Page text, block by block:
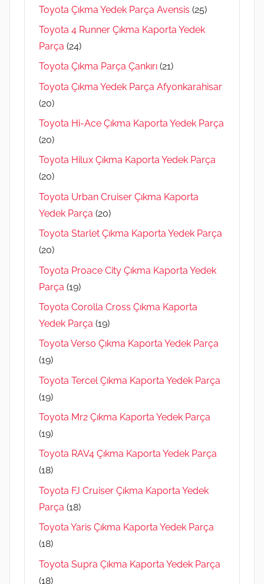
Toyota Çıkma Yedek Parça Avensis (25)
Toyota 4 Runner Çıkma Kaporta Yedek
Parça (24)
Toyota Çıkma Parça Çankırı (21)
Toyota Çıkma Yedek Parça Afyonkarahisar
(20)
Toyota Hi-Ace Çıkma Kaporta Yedek Parça
(20)
Toyota Hilux Çıkma Kaporta Yedek Parça
(20)
Toyota Urban Cruiser Çıkma Kaporta
Yedek Parça (20)
Toyota Starlet Çıkma Kaporta Yedek Parça
(20)
Toyota Proace City Çıkma Kaporta Yedek
Parça (19)
Toyota Corolla Cross Çıkma Kaporta
Yedek Parça (19)
Toyota Verso Çıkma Kaporta Yedek Parça
(19)
Toyota Tercel Çıkma Kaporta Yedek Parça
(19)
Toyota Mr2 Çıkma Kaporta Yedek Parça
(19)
Toyota RAV4 Çıkma Kaporta Yedek Parça
(18)
Toyota FJ Cruiser Çıkma Kaporta Yedek
Parça (18)
Toyota Yaris Çıkma Kaporta Yedek Parça
(18)
Toyota Supra Çıkma Kaporta Yedek Parça
(18)